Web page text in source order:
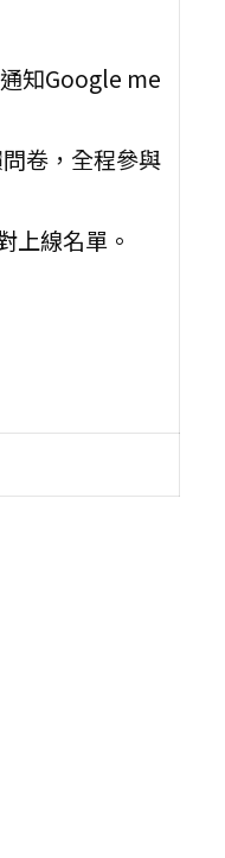
知Google me
卷，全程參與
上線名單。